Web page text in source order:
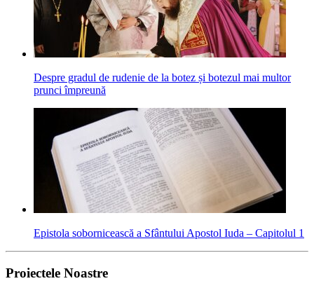
Despre gradul de rudenie de la botez și botezul mai multor
prunci împreună
Epistola sobornicească a Sfântului Apostol Iuda – Capitolul 1
Proiectele Noastre